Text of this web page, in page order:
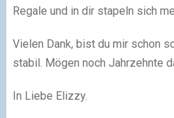
Regale und in dir stapeln sich
Vielen Dank, bist du mir schon
stabil. Mögen noch Jahrzehnte
In Liebe Elizzy.